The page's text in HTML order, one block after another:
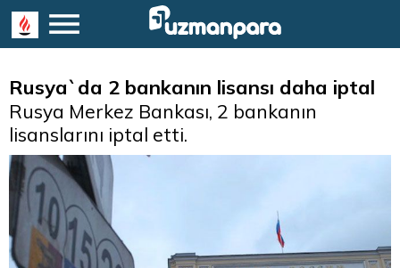
Rusya`da 2 bankanın lisansı daha iptal
Rusya Merkez Bankası, 2 bankanın
lisanslarını iptal etti.